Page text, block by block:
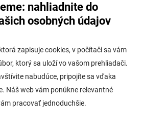
nahliadnite do
osobných údajov
zapisuje cookies, v počítači sa vám
ktorý sa uloží vo vašom prehliadači.
nabudúce, pripojíte sa vďaka
Náš web vám ponúkne relevantné
pracovať jednoduchšie.
úradu